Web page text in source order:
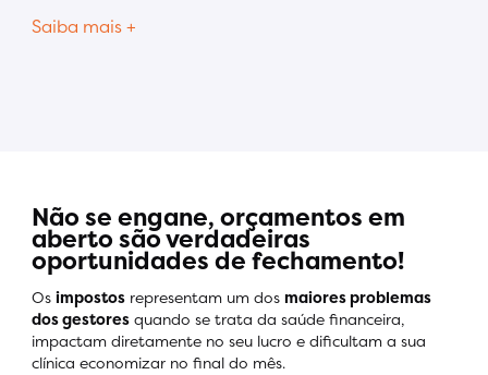
Saiba mais +
Não se engane, orçamentos em
aberto são verdadeiras
oportunidades de fechamento!
Os impostos representam um dos maiores problemas
dos gestores quando se trata da saúde financeira,
impactam diretamente no seu lucro e dificultam a sua
clínica economizar no final do mês.